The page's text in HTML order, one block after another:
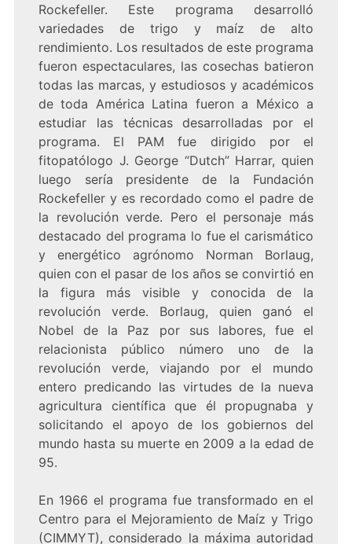
Rockefeller. Este programa desarrolló
variedades de trigo y maíz de alto
rendimiento. Los resultados de este programa
fueron espectaculares, las cosechas batieron
todas las marcas, y estudiosos y académicos
de toda América Latina fueron a México a
estudiar las técnicas desarrolladas por el
programa. El PAM fue dirigido por el
fitopatólogo J. George “Dutch” Harrar, quien
luego sería presidente de la Fundación
Rockefeller y es recordado como el padre de
la revolución verde. Pero el personaje más
destacado del programa lo fue el carismático
y energético agrónomo Norman Borlaug,
quien con el pasar de los años se convirtió en
la figura más visible y conocida de la
revolución verde. Borlaug, quien ganó el
Nobel de la Paz por sus labores, fue el
relacionista público número uno de la
revolución verde, viajando por el mundo
entero predicando las virtudes de la nueva
agricultura científica que él propugnaba y
solicitando el apoyo de los gobiernos del
mundo hasta su muerte en 2009 a la edad de
95.
En 1966 el programa fue transformado en el
Centro para el Mejoramiento de Maíz y Trigo
(CIMMYT), considerado la máxima autoridad